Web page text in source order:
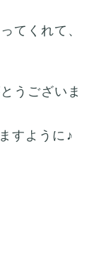
てくれて、
うございま
すように♪